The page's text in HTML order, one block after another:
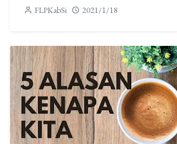
FLPKabSi 2021/1/18